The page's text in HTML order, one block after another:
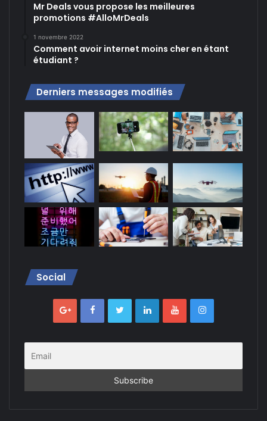
Mr Deals vous propose les meilleures
promotions #AlloMrDeals
1 novembre 2022
Comment avoir internet moins cher en étant
étudiant ?
Derniers messages modifiés
Social